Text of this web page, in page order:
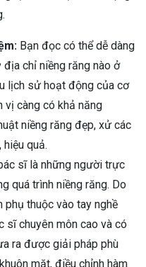
Bạn đọc có thể dễ dàng
chỉ niềng răng nào ở
lịch sử hoạt động của cơ
vị càng có khả năng
niềng răng đẹp, xử các
quả.
sĩ là những người trực
quá trình niềng răng. Do
phụ thuộc vào tay nghề
sĩ chuyên môn cao và có
ra được giải pháp phù
mặt, điều chỉnh hàm